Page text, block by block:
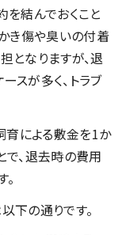
結んでおくこと
き傷や臭いの付着
となりますが、退
スが多く、トラブ
育による敷金を1か
、退去時の費用
下の通りです。